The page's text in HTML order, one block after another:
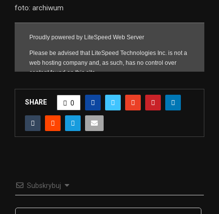
foto: archiwum
SHARE 0
Subskrybuj